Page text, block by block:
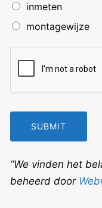
inmeten
montagewijze
SUBMIT
“We vinden het
beheerd door